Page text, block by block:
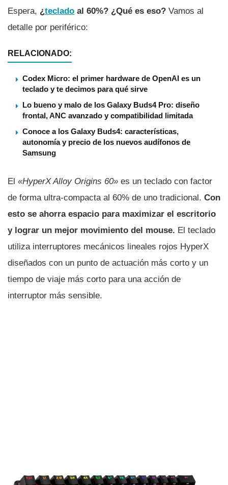
Espera, ¿teclado al 60%? ¿Qué es eso? Vamos al
detalle por periférico:
RELACIONADO:
Codex Micro: el primer hardware de OpenAI es un
teclado y te decimos para qué sirve
Lo bueno y malo de los Galaxy Buds4 Pro: diseño
frontal, ANC avanzado y compatibilidad limitada
Conoce a los Galaxy Buds4: características,
autonomía y precio de los nuevos audífonos de
Samsung
El «HyperX Alloy Origins 60» es un teclado con factor
de forma ultra-compacta al 60% de uno tradicional. Con
esto se ahorra espacio para maximizar el escritorio
y lograr un mejor movimiento del mouse. El teclado
utiliza interruptores mecánicos lineales rojos HyperX
diseñados con un punto de actuación más corto y un
tiempo de viaje más corto para una acción de
interruptor más sensible.